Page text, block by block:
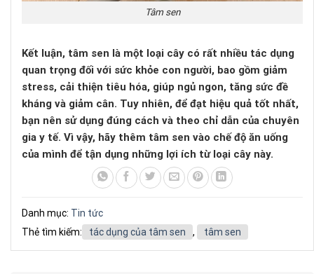
Tâm sen
Kết luận, tâm sen là một loại cây có rất nhiều tác dụng
quan trọng đối với sức khỏe con người, bao gồm giảm
stress, cải thiện tiêu hóa, giúp ngủ ngon, tăng sức đề
kháng và giảm cân. Tuy nhiên, để đạt hiệu quả tốt nhất,
bạn nên sử dụng đúng cách và theo chỉ dẫn của chuyên
gia y tế. Vì vậy, hãy thêm tâm sen vào chế độ ăn uống
của mình để tận dụng những lợi ích từ loại cây này.
Danh mục: Tin tức
Thẻ tìm kiếm:
tác dụng của tâm sen , tâm sen